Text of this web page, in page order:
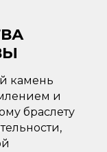
камень
и
браслету